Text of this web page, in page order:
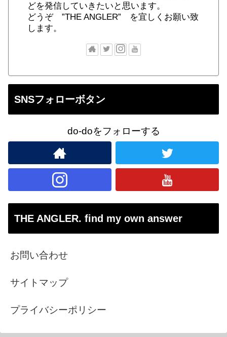
どを発信していきたいと思います。
どうぞ ”THE ANGLER” を宜しくお願い致
します。
SNSフォローボタン
do-doをフォローする
THE ANGLER. find my own answer
お問い合わせ
サイトマップ
プライバシーポリシー